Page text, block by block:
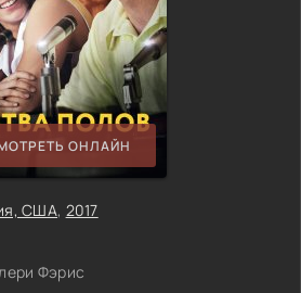
ОНЛАЙН
США, 2017
Фэрис